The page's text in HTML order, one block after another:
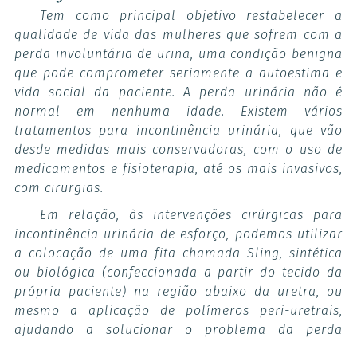
Tem como principal objetivo restabelecer a
qualidade de vida das mulheres que sofrem com a
perda involuntária de urina, uma condição benigna
que pode comprometer seriamente a autoestima e
vida social da paciente. A perda urinária não é
normal em nenhuma idade. Existem vários
tratamentos para incontinência urinária, que vão
desde medidas mais conservadoras, com o uso de
medicamentos e fisioterapia, até os mais invasivos,
com cirurgias.
Em relação, às intervenções cirúrgicas para
incontinência urinária de esforço, podemos utilizar
a colocação de uma fita chamada Sling, sintética
ou biológica (confeccionada a partir do tecido da
própria paciente) na região abaixo da uretra, ou
mesmo a aplicação de polímeros peri-uretrais,
ajudando a solucionar o problema da perda